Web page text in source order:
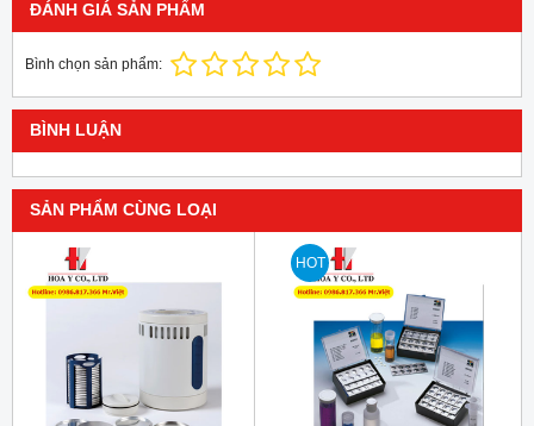
ĐÁNH GIÁ SẢN PHẨM
Bình chọn sản phẩm:
BÌNH LUẬN
SẢN PHẨM CÙNG LOẠI
HOT